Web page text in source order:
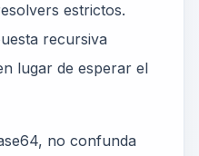
estrictos.
recursiva
lugar de esperar el
no confunda